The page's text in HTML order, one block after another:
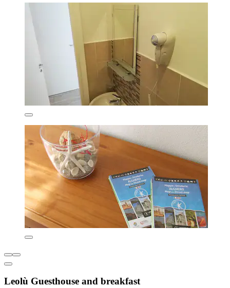
Leolù Guesthouse and breakfast